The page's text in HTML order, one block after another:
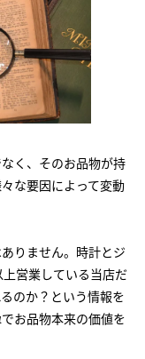
く、そのお品物が持
な要因によって変動
りません。時計とジ
営業している当店だ
のか？という情報を
お品物本来の価値を